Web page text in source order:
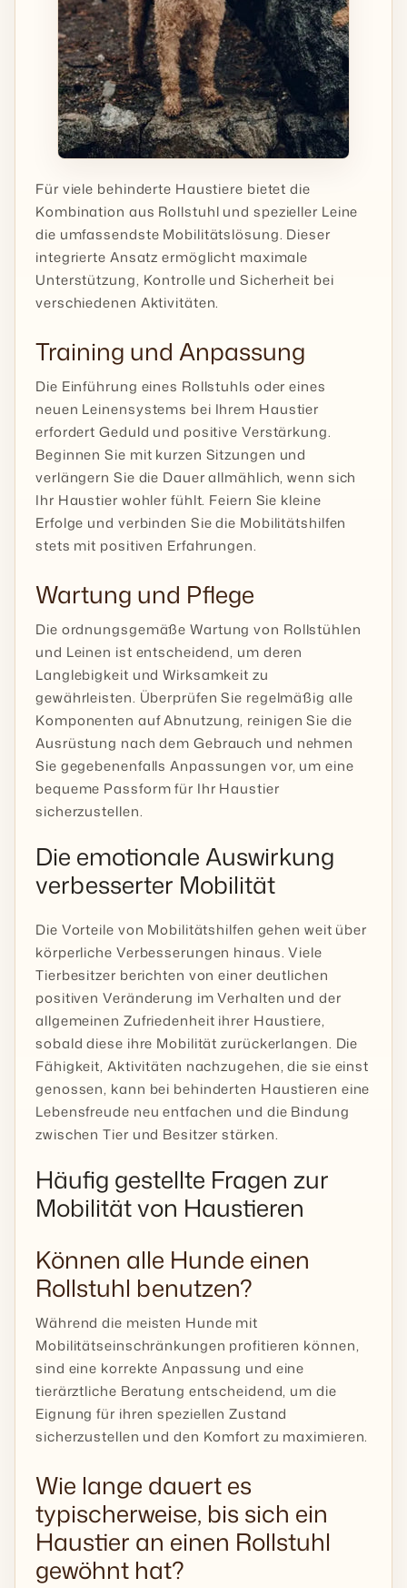
Für viele behinderte Haustiere bietet die
Kombination aus Rollstuhl und spezieller Leine
die umfassendste Mobilitätslösung. Dieser
integrierte Ansatz ermöglicht maximale
Unterstützung, Kontrolle und Sicherheit bei
verschiedenen Aktivitäten.
Training und Anpassung
Die Einführung eines Rollstuhls oder eines
neuen Leinensystems bei Ihrem Haustier
erfordert Geduld und positive Verstärkung.
Beginnen Sie mit kurzen Sitzungen und
verlängern Sie die Dauer allmählich, wenn sich
Ihr Haustier wohler fühlt. Feiern Sie kleine
Erfolge und verbinden Sie die Mobilitätshilfen
stets mit positiven Erfahrungen.
Wartung und Pflege
Die ordnungsgemäße Wartung von Rollstühlen
und Leinen ist entscheidend, um deren
Langlebigkeit und Wirksamkeit zu
gewährleisten. Überprüfen Sie regelmäßig alle
Komponenten auf Abnutzung, reinigen Sie die
Ausrüstung nach dem Gebrauch und nehmen
Sie gegebenenfalls Anpassungen vor, um eine
bequeme Passform für Ihr Haustier
sicherzustellen.
Die emotionale Auswirkung
verbesserter Mobilität
Die Vorteile von Mobilitätshilfen gehen weit über
körperliche Verbesserungen hinaus. Viele
Tierbesitzer berichten von einer deutlichen
positiven Veränderung im Verhalten und der
allgemeinen Zufriedenheit ihrer Haustiere,
sobald diese ihre Mobilität zurückerlangen. Die
Fähigkeit, Aktivitäten nachzugehen, die sie einst
genossen, kann bei behinderten Haustieren eine
Lebensfreude neu entfachen und die Bindung
zwischen Tier und Besitzer stärken.
Häufig gestellte Fragen zur
Mobilität von Haustieren
Können alle Hunde einen
Rollstuhl benutzen?
Während die meisten Hunde mit
Mobilitätseinschränkungen profitieren können,
sind eine korrekte Anpassung und eine
tierärztliche Beratung entscheidend, um die
Eignung für ihren speziellen Zustand
sicherzustellen und den Komfort zu maximieren.
Wie lange dauert es
typischerweise, bis sich ein
Haustier an einen Rollstuhl
gewöhnt hat?